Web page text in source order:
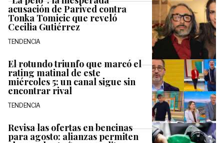
acusación de Parived contra
Tonka Tomicic que reveló
Cecilia Gutiérrez
TENDENCIA
El rotundo triunfo que marcó el
rating matinal de este
miércoles 5: un canal sigue sin
encontrar rival
TENDENCIA
Revisa las ofertas en bencinas
para agosto: alianzas permiten